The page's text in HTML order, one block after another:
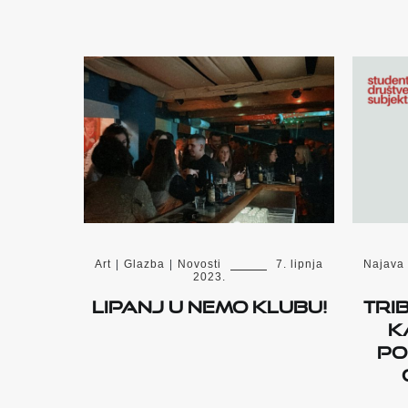
Art Glazba Novosti
7. lipnja
2023.
Lipanj u Nemo Klubu!
Najava